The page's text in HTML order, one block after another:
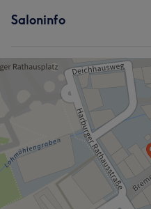
Was unsere Kunden über
Portfolio
Saloninfo